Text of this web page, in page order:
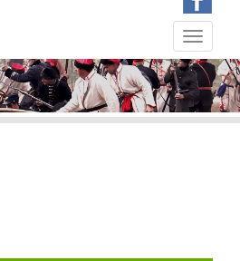
Toggle